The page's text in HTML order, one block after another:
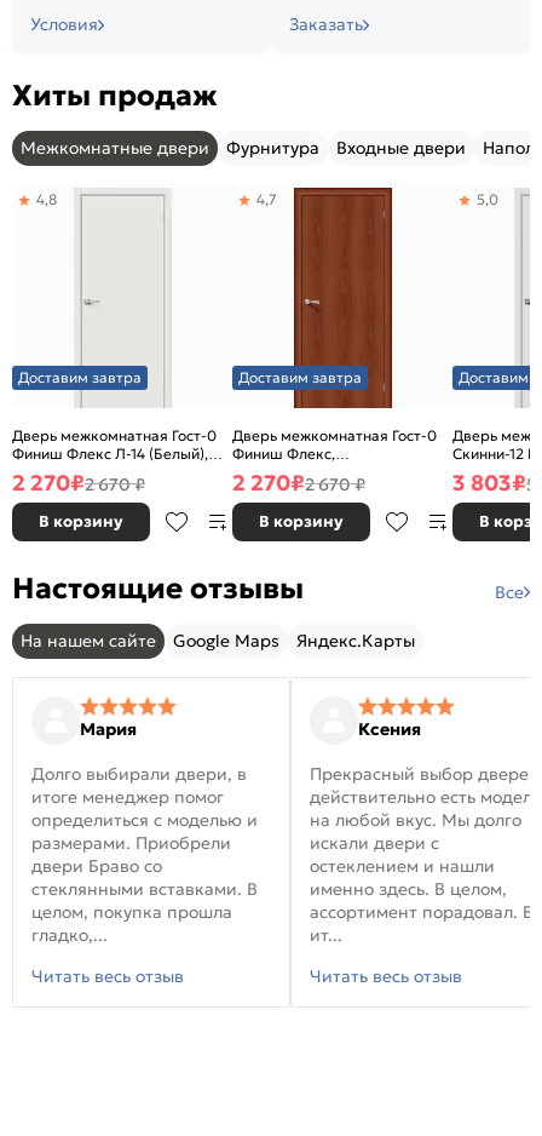
Условия Заказать
Хиты продаж
Межкомнатные двери Фурнитура Входные двери
Доставим завтра
Дверь межкомнатная Гост-0
Финиш Флекс Л-14 (Белый),
глухая, каркасно-щитовая
4,8
2 270₽2 670 ₽
В корзину
Доставим завтра
Дверь межкомнатная Гост-0
Финиш Флекс,
Ламинированные Л-11
(ИталОрех), глухая, каркасно-
щитовая
4,7
2 270₽2 670 ₽
В корзину
Доставим
Дверь
Скинни-12
глухая,
5,0
3 803₽5
В
Настоящие отзывы Все
На нашем сайте Google Maps Яндекс.Карты
Мария
Долго выбирали двери, в
итоге менеджер помог
определиться с моделью и
размерами. Приобрели
двери Браво со
стеклянными вставками. В
целом, покупка прошла
гладко,...
Читать весь отзыв
Ксения
Прекрасный выбор
действительно есть модели
на любой вкус. Мы долго
искали двери с
остеклением и нашли
именно здесь. В целом,
ассортимент порадовал. В
ит...
Читать весь отзыв